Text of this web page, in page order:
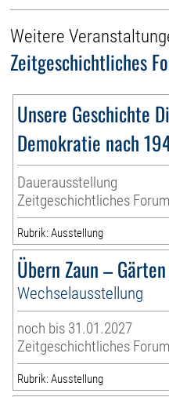
Weitere
Zeitgeschichtliches
Unsere Geschichte
Demokratie nach
Dauerausstellung
Zeitgeschichtliches
Rubrik: Ausstellung
Übern Zaun –
Wechselausstellung
noch bis 31.01.2027
Zeitgeschichtliches
Rubrik: Ausstellung